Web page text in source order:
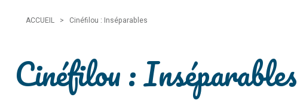
ACCUEIL > Cinéfilou : Inséparables
Cinéfilou : Inséparables